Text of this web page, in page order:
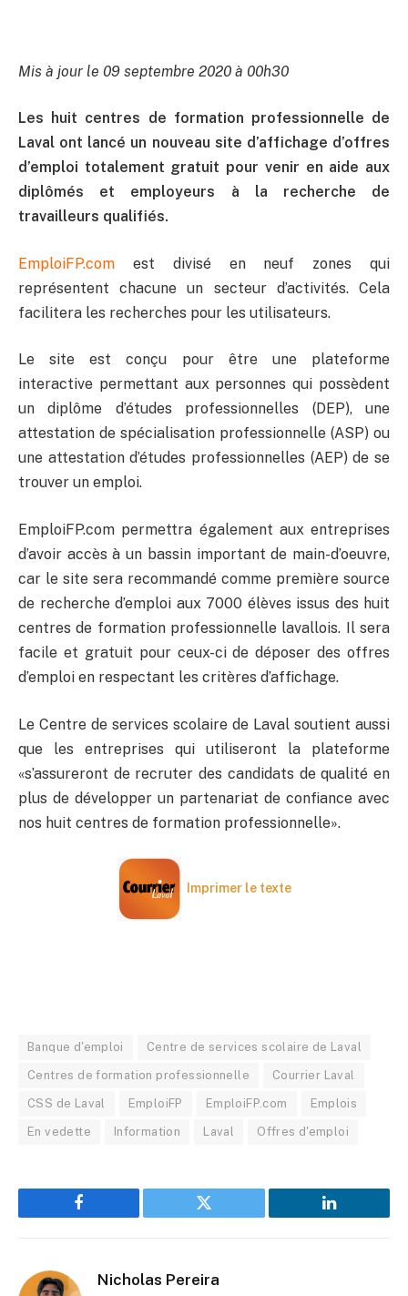
Mis à jour le 09 septembre 2020 à 00h30
Les huit centres de formation professionnelle de
Laval ont lancé un nouveau site d’affichage d’offres
d’emploi totalement gratuit pour venir en aide aux
diplômés et employeurs à la recherche de
travailleurs qualifiés.
EmploiFP.com est divisé en neuf zones qui
représentent chacune un secteur d’activités. Cela
facilitera les recherches pour les utilisateurs.
Le site est conçu pour être une plateforme
interactive permettant aux personnes qui possèdent
un diplôme d’études professionnelles (DEP), une
attestation de spécialisation professionnelle (ASP) ou
une attestation d’études professionnelles (AEP) de se
trouver un emploi.
EmploiFP.com permettra également aux entreprises
d’avoir accès à un bassin important de main-d’oeuvre,
car le site sera recommandé comme première source
de recherche d’emploi aux 7000 élèves issus des huit
centres de formation professionnelle lavallois. Il sera
facile et gratuit pour ceux-ci de déposer des offres
d’emploi en respectant les critères d’affichage.
Le Centre de services scolaire de Laval soutient aussi
que les entreprises qui utiliseront la plateforme
«s’assureront de recruter des candidats de qualité en
plus de développer un partenariat de confiance avec
nos huit centres de formation professionnelle».
Imprimer le texte
Banque d'emploi Centre de services scolaire de Laval
Centres de formation professionnelle Courrier Laval
CSS de Laval EmploiFP EmploiFP.com Emplois
En vedette Information Laval Offres d'emploi
Facebook Twitter LinkedIn
Nicholas Pereira